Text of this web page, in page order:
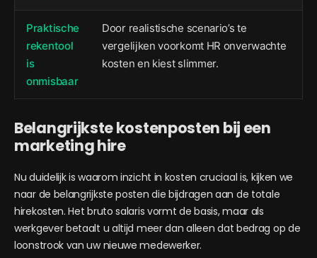
Praktische
rekentool
is
onmisbaar
Door realistische scenario’s te
vergelijken voorkomt HR onverwachte
kosten en kiest slimmer.
Belangrijkste kostenposten bij een
marketing hire
Nu duidelijk is waarom inzicht in kosten cruciaal is, kijken we
naar de belangrijkste posten die bijdragen aan de totale
hirekosten. Het bruto salaris vormt de basis, maar als
werkgever betaalt u altijd meer dan alleen dat bedrag op de
loonstrook van uw nieuwe medewerker.